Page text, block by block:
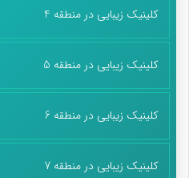
کلینیک زیبایی در منطقه 4
کلینیک زیبایی در منطقه 5
کلینیک زیبایی در منطقه 6
کلینیک زیبایی در منطقه 7